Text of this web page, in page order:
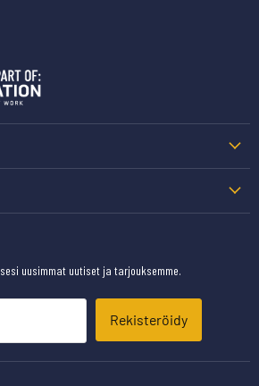
uusimmat uutiset ja tarjouksemme.
Rekisteröidy